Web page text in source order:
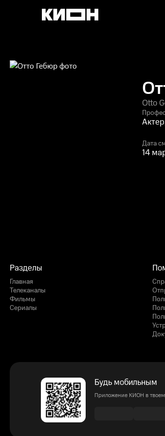
Otto
Дата
14
Разделы
Главная
Телеканалы
Фильмы
Сериалы
Будь мобильным
Приложение КИОН в